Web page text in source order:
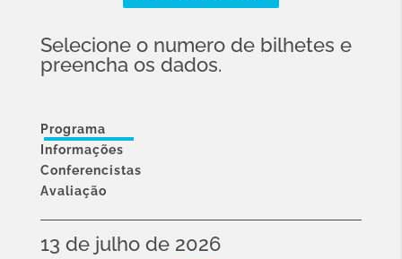
Selecione o numero de bilhetes e
preencha os dados.
Programa
Informações
Conferencistas
Avaliação
13 de julho de 2026